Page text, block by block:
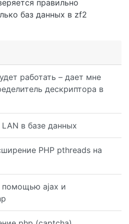
работать – дает мне
дескриптора в
в базе данных
PHP pthreads на
помощью ajax и
правильно
баз данных в zf2